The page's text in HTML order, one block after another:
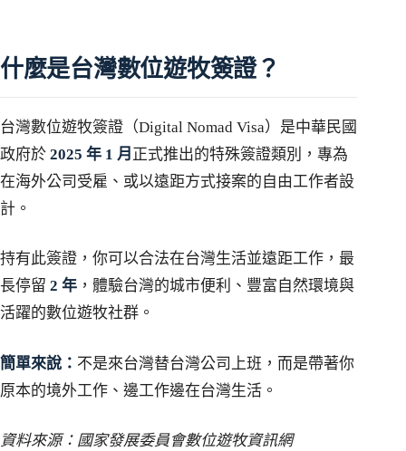
什麼是台灣數位遊牧簽證？
台灣數位遊牧簽證（Digital Nomad Visa）是中華民國
政府於 2025 年 1 月 正式推出的特殊簽證類別，專為
在海外公司受雇、或以遠距方式接案的自由工作者設
計。
持有此簽證，你可以合法在台灣生活並遠距工作，最
長停留 2 年 ，體驗台灣的城市便利、豐富自然環境與
活躍的數位遊牧社群。
簡單來說： 不是來台灣替台灣公司上班，而是帶著你
原本的境外工作、邊工作邊在台灣生活。
資料來源：國家發展委員會數位遊牧資訊網